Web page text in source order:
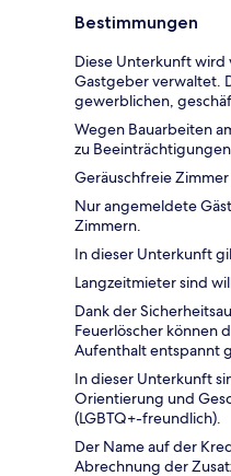
Bestimmungen
Diese Unterkunft wird
Gastgeber verwaltet.
gewerblichen,
Wegen Bauarbeiten
zu
Geräuschfreie
Nur angemeldete
Zimmern.
In dieser Unterkunft
Langzeitmieter sind
Dank der
Feuerlöscher können
Aufenthalt entspannt
In dieser Unterkunft
Orientierung und
(LGBTQ+-freundlich).
Der Name auf der
Abrechnung der